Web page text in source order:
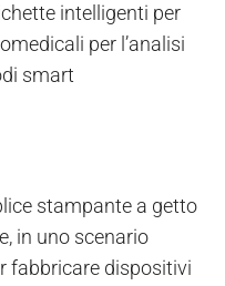
intelligenti per
per l’analisi
smart
stampante a getto
in uno scenario
fabbricare dispositivi